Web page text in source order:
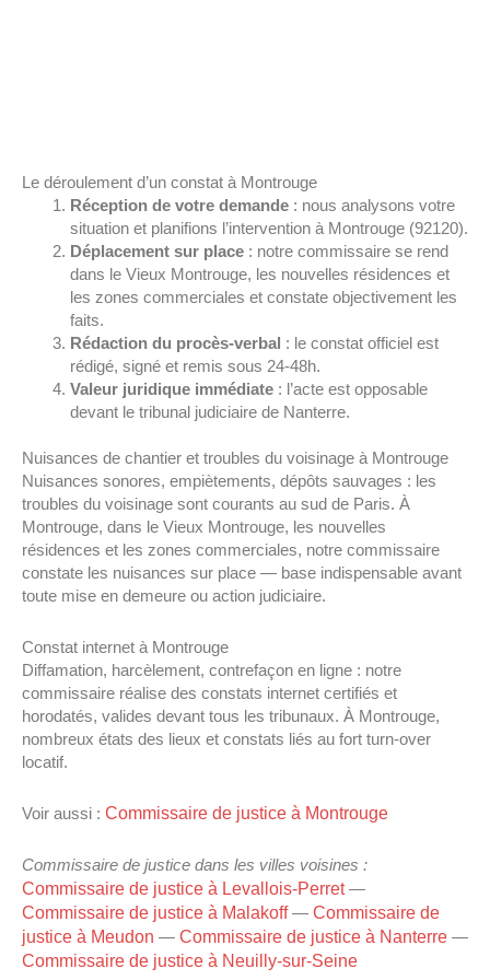
Le déroulement d’un constat à Montrouge
Réception de votre demande: nous analysons votre
situation et planifions l’intervention à Montrouge (92120).
Déplacement sur place: notre commissaire se rend
dans le Vieux Montrouge, les nouvelles résidences et
les zones commerciales et constate objectivement les
faits.
Rédaction du procès-verbal : le constat officiel est
rédigé, signé et remis sous 24-48h.
Valeur juridique immédiate: l’acte est opposable
devant le tribunal judiciaire de Nanterre.
Nuisances de chantier et troubles du voisinage à Montrouge
Nuisances sonores, empiètements, dépôts sauvages : les
troubles du voisinage sont courants au sud de Paris. À
Montrouge, dans le Vieux Montrouge, les nouvelles
résidences et les zones commerciales, notre commissaire
constate les nuisances sur place — base indispensable avant
toute mise en demeure ou action judiciaire.
Constat internet à Montrouge
Diffamation, harcèlement, contrefaçon en ligne : notre
commissaire réalise des constats internet certifiés et
horodatés, valides devant tous les tribunaux. À Montrouge,
nombreux états des lieux et constats liés au fort turn-over
locatif.
Voir aussi : Commissaire de justice à Montrouge
Commissaire de justice dans les villes voisines :
Commissaire de justice à Levallois-Perret—
Commissaire de justice à Malakoff— Commissaire de
justice à Meudon — Commissaire de justice à Nanterre —
Commissaire de justice à Neuilly-sur-Seine